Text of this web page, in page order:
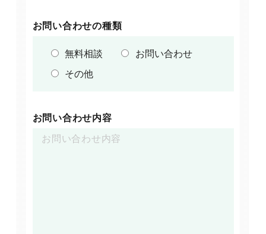
お問い合わせの種類
無料相談
お問い合わせ
その他
お問い合わせ内容